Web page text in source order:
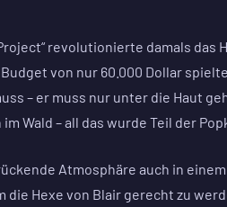
revolutionierte damals das
von nur 60.000 Dollar
– er muss nur unter die Haut
Wald – all das wurde Teil der
Atmosphäre auch in
Hexe von Blair gerecht zu